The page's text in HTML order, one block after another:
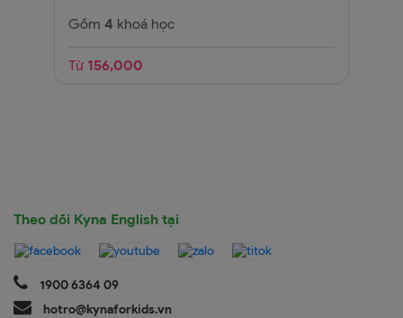
Gồm 4 khoá học
Từ 156,000
Theo dõi Kyna English tại
1900 6364 09
hotro@kynaforkids.vn